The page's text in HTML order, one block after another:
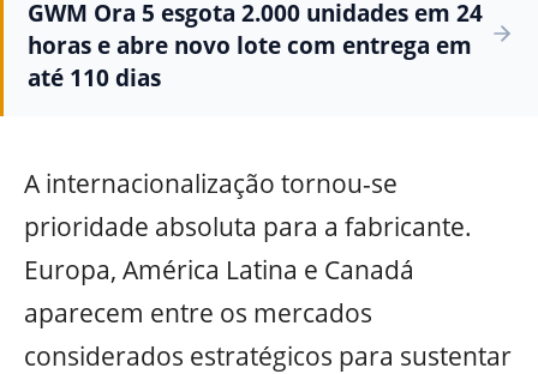
GWM Ora 5 esgota 2.000 unidades em 24
horas e abre novo lote com entrega em
até 110 dias
A internacionalização tornou-se
prioridade absoluta para a fabricante.
Europa, América Latina e Canadá
aparecem entre os mercados
considerados estratégicos para sustentar